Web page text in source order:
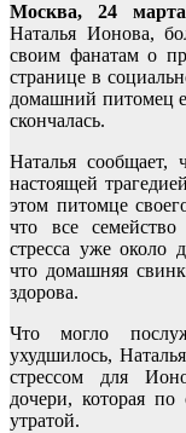
Москва, 24
Наталья Ионова,
своим фанатам о
странице в
домашний питомец
скончалась.
Наталья сообщает,
настоящей
этом питомце
что все
стресса уже около
что домашняя
здорова.
Что могло
ухудшилось,
стрессом для
дочери, которая
утратой.